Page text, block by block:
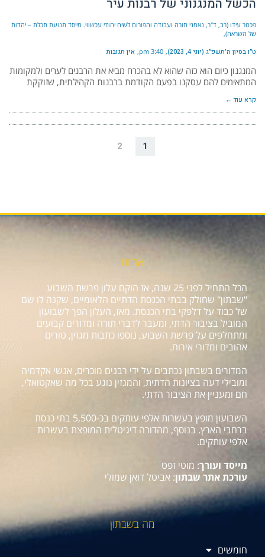
פכטר עידו (רב, ד"ר, נאמני תורה ועבודה והפורום לשיח יהודי עכשווי. מייסד תנועת תכלת – יהדות
של השראה)
ט״ו בסיון ה׳תשפ״ג (יוני 4, 2023) 3:40 pm אין תגובות
המנגנון כיום הוא כזה שהוא לא בהכרח מביא את הרבנים לערים ולמקומות
המתאימים להם עסקנו בפעם הקודמת ברבנות הקהילתית, שזוקקת
קרא עוד ←
1
2
אודות
הכל התחיל לפני 25 שנה, אז הוקם עלון פרשת השבוע
"שבתון" שחולק בבתי הכנסת הדתיים הלאומיים, שקנה לו שם
של כבוד על דלפקי בתי הכנסת. מאז, העלון הפך לשבועון
המוביל בציבור הדתי, ומעבר לדברי תורה ומדורים קבועים
ומתחלפים על פרשת השבוע, נוספו כתבות מגזין, טורים
אהובים ומדורי אירוח.
המדורים בשבתון נכתבים על ידי רבנים מוכרים, אנשי אקדמיה
ומובילי דעה בציונות הדתית, והמגזין נוגע בכל מה שאקטואלי,
חם ומעניין את הציבור הדתי.
השבועון מופץ בעשרות אלפי עותקים בכ-5,500 בתי כנסת
ברחבי הארץ. בנוסף, מהדורה דיגיטלית המופצת בעשרות
אלפי עותקים.
מייסד ועורך: מוטי זפט
עורכת אתר שבתון: אביטל דואן שמולי
מה בשבתון
חומשים